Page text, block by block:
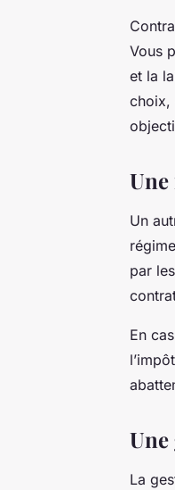
Vous
et la
choix,
Une
Un
par
En
La